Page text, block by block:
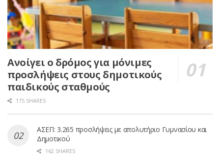
Ανοίγει ο δρόμος για μόνιμες
προσλήψεις στους δημοτικούς
παιδικούς σταθμούς
175 SHARES
ΑΣΕΠ: 3.265 προσλήψεις με απολυτήριο Γυμνασίου και
Δημοτικού
162 SHARES